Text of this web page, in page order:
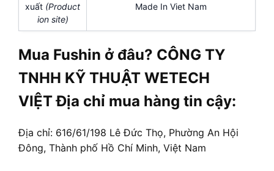
xuất (Product
ion site)
Made In Viet Nam
Mua Fushin ở đâu? CÔNG TY
TNHH KỸ THUẬT WETECH
VIỆT Địa chỉ mua hàng tin cậy:
Địa chỉ: 616/61/198 Lê Đức Thọ, Phường An Hội
Đông, Thành phố Hồ Chí Minh, Việt Nam